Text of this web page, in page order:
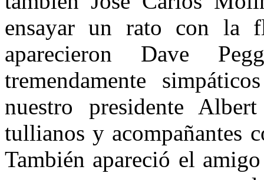
ensayar un rato con la
aparecieron Dave
tremendamente
nuestro presidente
tullianos y acompañantes
También apareció el